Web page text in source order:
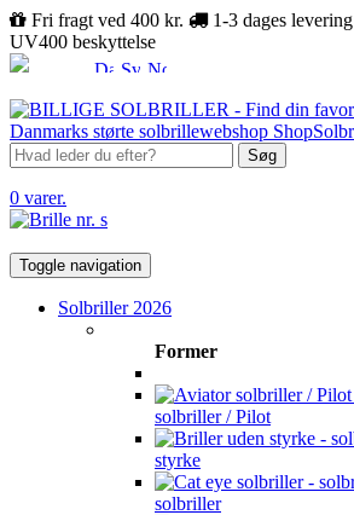
Fri fragt ved 400 kr. 1-3 dages levering
UV400 beskyttelse
Søg
0 varer.
Toggle navigation
Solbriller 2026
Former
solbriller / Pilot
styrke
solbriller